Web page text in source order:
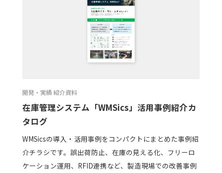
開発・実績 紹介資料
在庫管理システム「WMSics」活用事例紹介カ
タログ
WMSicsの導入・活用事例をコンパクトにまとめた事例紹
介チラシです。誤出荷防止、在庫の見える化、フリーロ
ケーション運用、RFID連携など、製造現場での改善事例